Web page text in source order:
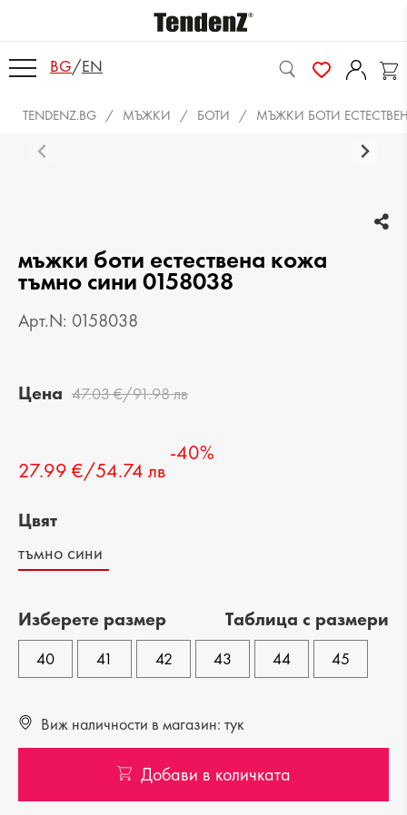
BG/EN
TENDENZ.BG МЪЖКИ БОТИ МЪЖКИ БОТИ
мъжки боти естествена кожа
тъмно сини 0158038
Арт.N: 0158038
Цена 47.03 €/91.98 лв
27.99 €/54.74 лв
-40%
Цвят
тъмно сини
Изберете размер Tаблица с размери
40 41 42 43 44 45
Виж наличности в магазин: тук
Добави в количката